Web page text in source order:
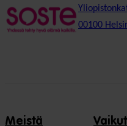
00100
Meistä